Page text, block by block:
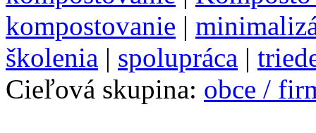
kompostovanie |
školenia | spolupráca |
Cieľová skupina: obce /